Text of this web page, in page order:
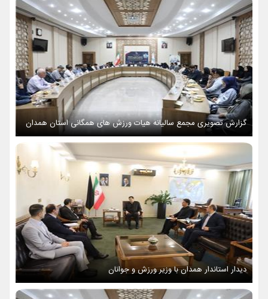
گزارش تصویری مجمع سالیانه هیات ورزش های همگانی استان همدان
دیدار استاندار همدان با وزیر ورزش و جوانان